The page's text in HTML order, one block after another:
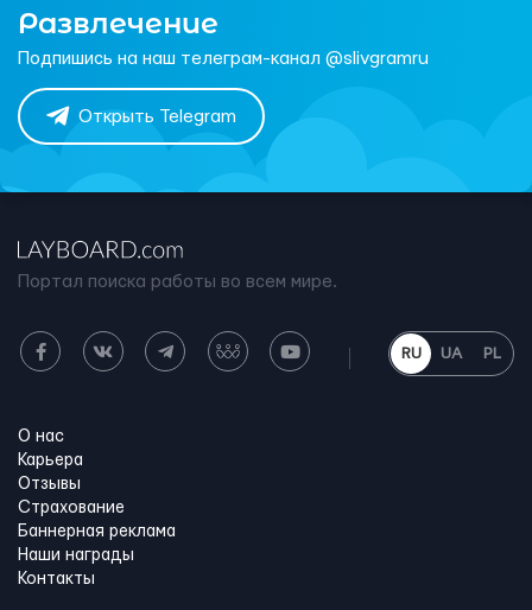
Развлечение
Подпишись на наш телеграм-канал @slivgramru
Открыть Telegram
Портал поиска работы во всем мире.
RU UA PL
О нас
Карьера
Отзывы
Страхование
Баннерная реклама
Наши награды
Контакты